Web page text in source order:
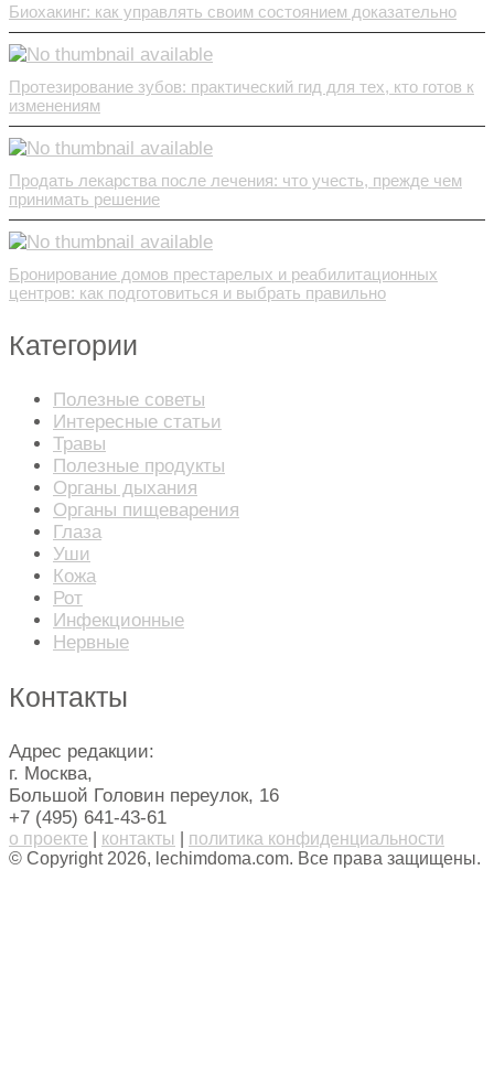
Биохакинг: как управлять своим состоянием доказательно
Протезирование зубов: практический гид для тех, кто готов к
изменениям
Продать лекарства после лечения: что учесть, прежде чем
принимать решение
Бронирование домов престарелых и реабилитационных
центров: как подготовиться и выбрать правильно
Категории
Полезные советы
Интересные статьи
Травы
Полезные продукты
Органы дыхания
Органы пищеварения
Глаза
Уши
Кожа
Рот
Инфекционные
Нервные
Контакты
Адрес редакции:
г. Москва,
Большой Головин переулок, 16
+7 (495) 641-43-61
о проекте контакты
политика конфиденциальности
© Copyright 2026, lechimdoma.com. Все права защищены.